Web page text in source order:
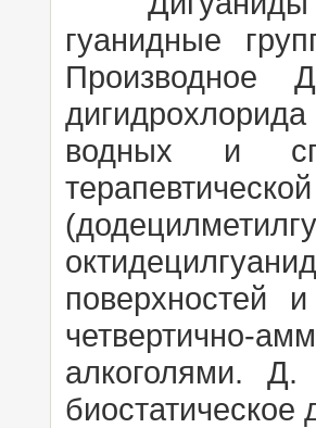
гуанидные
Производное
водных и
поверхностей
алкоголями.